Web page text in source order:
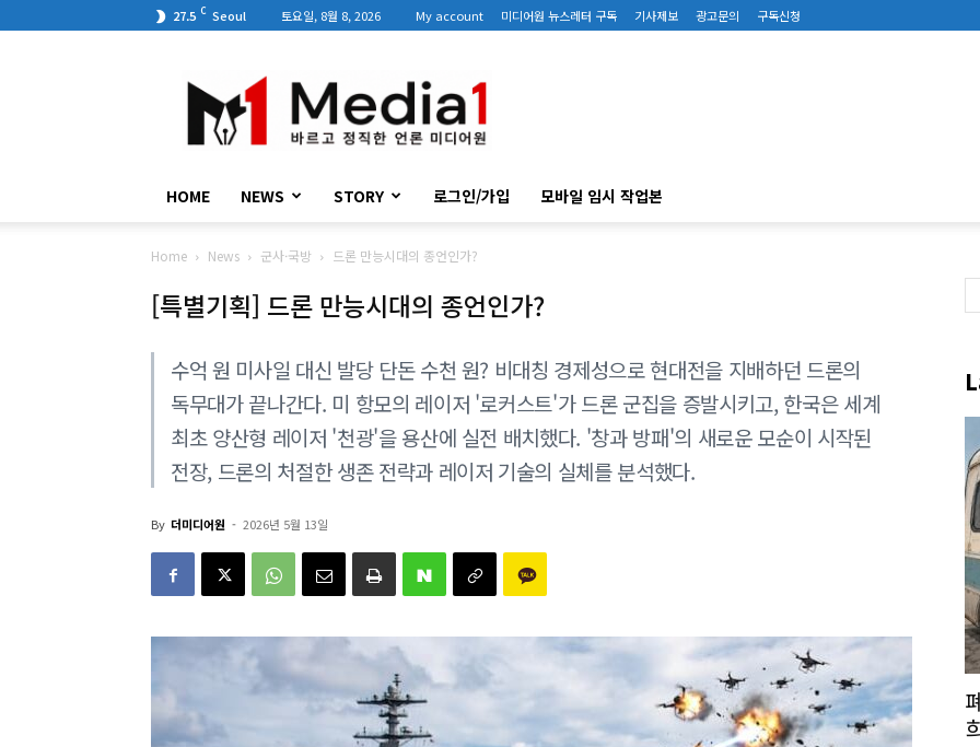
27.5 C Seoul 토요일, 8월 8, 2026 My account 미디어원 뉴스레터 구독 기사제보 광고문의 구독신청
디
어
원
HOME NEWS STORY 로그인/가입 모바일 임시 작업본
Home News 군사·국방 드론 만능시대의 종언인가?
[특별기획] 드론 만능시대의 종언인가?
수억 원 미사일 대신 발당 단돈 수천 원? 비대칭 경제성으로 현대전을 지배하던 드론의
독무대가 끝나간다. 미 항모의 레이저 '로커스트'가 드론 군집을 증발시키고, 한국은 세계
최초 양산형 레이저 '천광'을 용산에 실전 배치했다. '창과 방패'의 새로운 모순이 시작된
전장, 드론의 처절한 생존 전략과 레이저 기술의 실체를 분석했다.
By 더미디어원 - 2026년 5월 13일